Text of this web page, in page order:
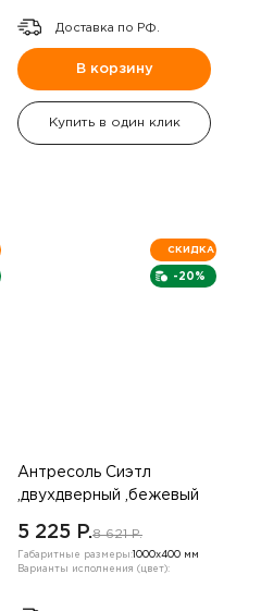
Доставка по РФ.
В корзину
Купить в один клик
-20%
СКИДКА
Антресоль Сиэтл
,двухдверный ,бежевый
5 225 P.8 621 P.
Габаритные размеры: 1000х400 мм
Варианты исполнения (цвет):